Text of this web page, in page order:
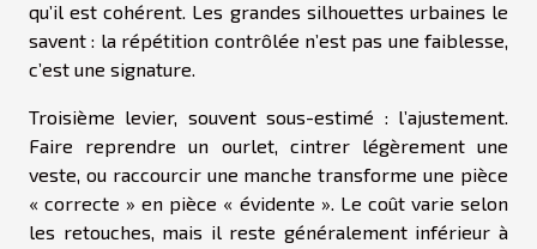
qu’il est cohérent. Les grandes silhouettes urbaines le
savent : la répétition contrôlée n’est pas une faiblesse,
c’est une signature.
Troisième levier, souvent sous-estimé : l’ajustement.
Faire reprendre un ourlet, cintrer légèrement une
veste, ou raccourcir une manche transforme une pièce
« correcte » en pièce « évidente ». Le coût varie selon
les retouches, mais il reste généralement inférieur à